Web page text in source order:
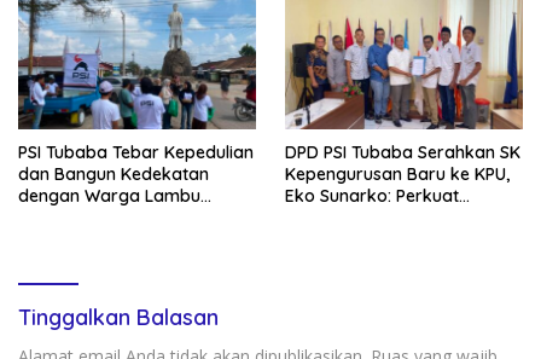
PSI Tubaba Tebar Kepedulian
dan Bangun Kedekatan
dengan Warga Lambu
DPD PSI Tubaba Serahkan SK
Kepengurusan Baru ke KPU,
Eko Sunarko: Perkuat
Tinggalkan Balasan